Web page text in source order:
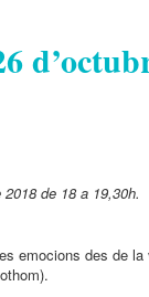
de 18 a 19,30h.
emocions des de